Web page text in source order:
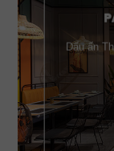
Dấu ấn